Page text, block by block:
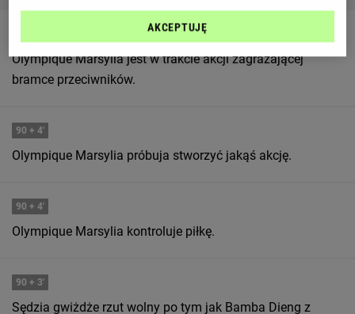
Olympique Marsylia jest w trakcie akcji zagrażającej
bramce przeciwników.
90 + 4'
Olympique Marsylia próbuja stworzyć jakąś akcję.
90 + 4'
Olympique Marsylia kontroluje piłkę.
90 + 3'
Sędzia gwiżdże rzut wolny po tym jak Bamba Dieng z
AKCEPTUJĘ